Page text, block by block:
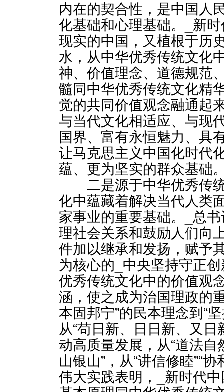
内在的契合性，是中国人
化基础和心理基础。_新
现实的中国，又植根于历
水，从中华优秀传统文化
神、价值理念、道德规范
髓同中华优秀传统文化精
觉的共同价值观念融通起
与当代文化相适应、与现
国界、富有永恒魅力、具
让马克思主义中国化时代
蕴、更为坚实的群众基础
二是源于中华优秀传统
化中蕴藏着解决当代人类
家事业的重要基础。_总
理社会关系和鼓励人们向
件加以继承和发扬，赋予
为核心的_中央坚持守正
优秀传统文化中的价值观
涵，使之成为治国理政的
本固邦宁”的民本理念到“
从“苟日新、日日新、又日
动高质量发展，从“道法自
山银山”，从“讲信修睦”“
伟大实践表明，_新时代